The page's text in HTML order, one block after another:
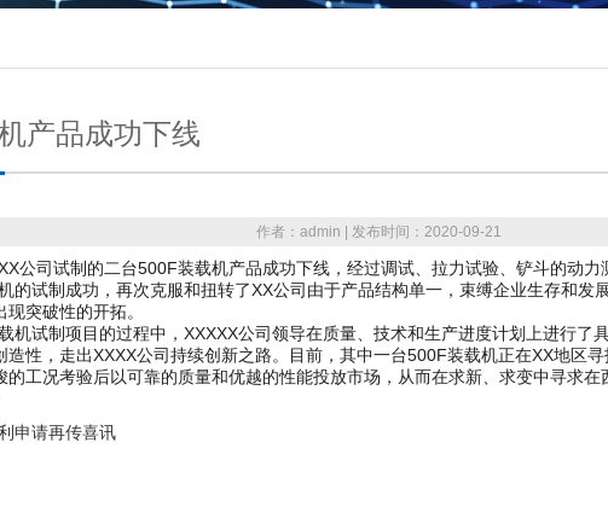
产品成功下线
作者：admin | 发布时间：2020-09-21
司试制的二台500F装载机产品成功下线，经过调试、拉力试验、铲斗的动力
的试制成功，再次克服和扭转了XX公司由于产品结构单一，束缚企业生存和发
突破性的开拓。
试制项目的过程中，XXXXX公司领导在质量、技术和生产进度计划上进行了
造性，走出XXXX公司持续创新之路。目前，其中一台500F装载机正在XX地区
的工况考验后以可靠的质量和优越的性能投放市场，从而在求新、求变中寻求在
申请再传喜讯